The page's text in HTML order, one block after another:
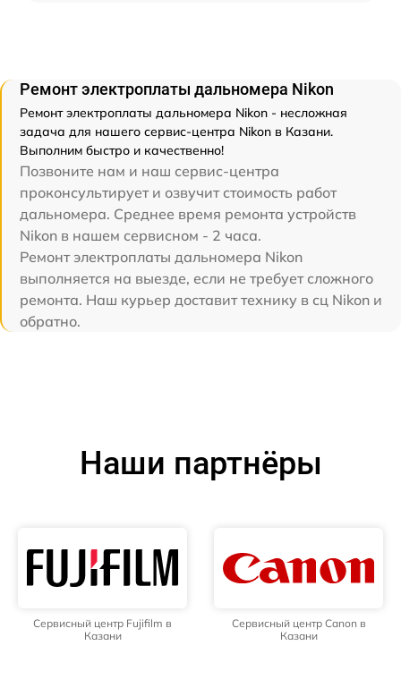
Ремонт электроплаты дальномера Nikon
Ремонт электроплаты дальномера Nikon - несложная
задача для нашего сервис-центра Nikon в Казани.
Выполним быстро и качественно!
Позвоните нам и наш сервис-центра
проконсультирует и озвучит стоимость работ
дальномера. Среднее время ремонта устройств
Nikon в нашем сервисном - 2 часа.
Ремонт электроплаты дальномера Nikon
выполняется на выезде, если не требует сложного
ремонта. Наш курьер доставит технику в сц Nikon и
обратно.
Наши партнёры
Сервисный центр Fujifilm в
Казани
Сервисный центр Canon в
Казани